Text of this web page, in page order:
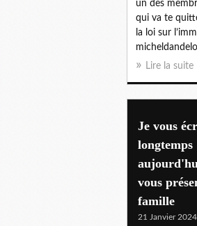
un des
qui va te
la loi sur
Lire la suite
Je vous
longtemps
vous
famille
21 Janvier 2024